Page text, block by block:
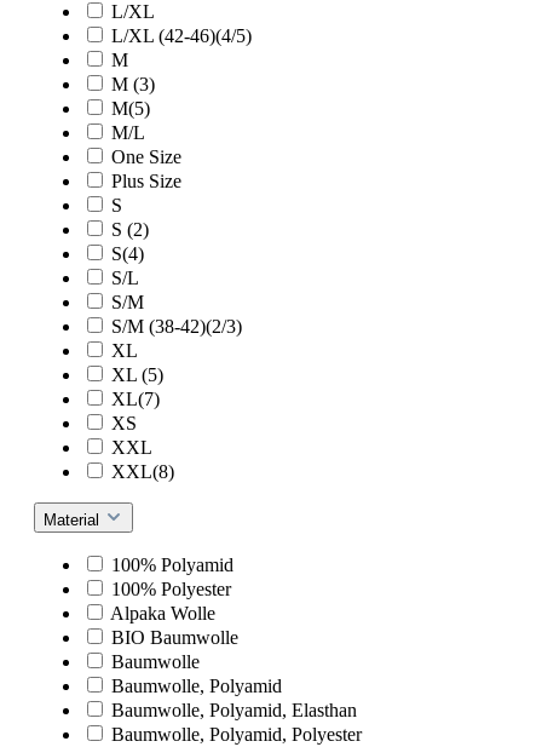
L/XL
L/XL (42-46)(4/5)
M
M (3)
M(5)
M/L
One Size
Plus Size
S
S (2)
S(4)
S/L
S/M
S/M (38-42)(2/3)
XL
XL (5)
XL(7)
XS
XXL
XXL(8)
Material
100% Polyamid
100% Polyester
Alpaka Wolle
BIO Baumwolle
Baumwolle
Baumwolle, Polyamid
Baumwolle, Polyamid, Elasthan
Baumwolle, Polyamid, Polyester